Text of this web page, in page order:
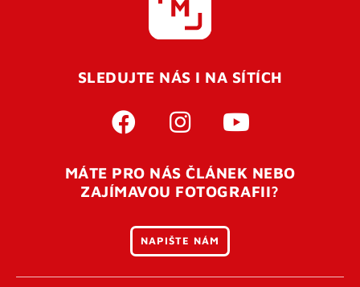
SLEDUJTE NÁS I NA SÍTÍCH
MÁTE PRO NÁS ČLÁNEK NEBO
ZAJÍMAVOU FOTOGRAFII?
NAPIŠTE NÁM